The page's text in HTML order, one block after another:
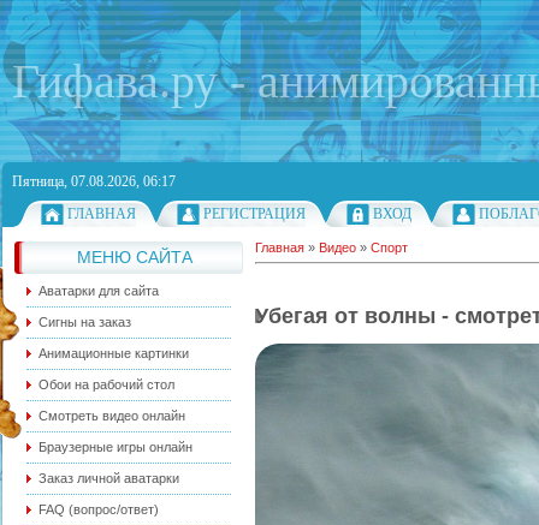
Гифава.ру -
Пятница, 07.08.2026, 06:17
ГЛАВНАЯ
РЕГИСТРАЦИЯ ВХОД
МЕНЮ САЙТА
Аватарки для сайта
Сигны на заказ
Анимационные картинки
Обои на рабочий стол
Смотреть видео онлайн
Браузерные игры онлайн
Заказ личной аватарки
FAQ (вопрос/ответ)
Главная » Видео » Спорт
Убегая от волны -